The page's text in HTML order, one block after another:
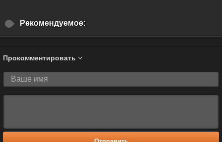
Рекомендуемое:
Прокомментировать